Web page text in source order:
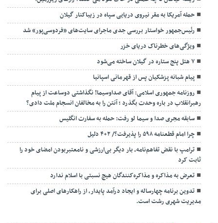
حمله آمریکا به مقر نیروی دریایی سپاه در زیباکنار گیلان
رئیس‌جمهور خواستار بررسی جدی ماجرای سایت‌های «فردوسی‌پور» شد
ویژگی‌های خطرناک دریای خزر
۷ هتل پنج ستاره در گیلان ساخته می‌شود
پیام شبانه پزشکیان پس از قهرمانی اسپانیا
روزنامه جمهوری اسلامی: آقای صداوسیما! نگذاشتی دوساعت از پیام
رهبرانقلاب در باره وحدت بگذرد ؛ آنتن را به مخالفان انسجام ملت دادی؟
سابقه مجری صدا و سیما لو رفت: حمله به سفارت انگلیس
چرا امام قطعنامه ۵۹۸ را پذیرفت؟/ ۲+۴ دلیل
ترامپ با نقض تفاهم‌نامه، بار دیگر بی‌ارزشی و نامعتبربودن امضای خود را
ثابت کرد
تعرض به مذاکره و مذاکره‌کنندگان هیچ نسبتی با اسلام ندارد
تدوین برنامه چهارساله و ایجاد درآمد پایدار، از راهکارهای اصلی برای
مدیریت شهری رشت است.